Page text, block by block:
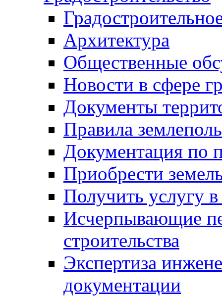
Архитектура
Общественные
Новости в сфере
Документы
Правила
Документация по
Приобрести
Получить услугу в
Исчерпывающие
строительства
Экспертиза
документации